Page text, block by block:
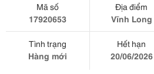
Mã số
17920653
Địa điểm
Vĩnh Long
Tình trạng
Hàng mới
Hết hạn
20/06/2026